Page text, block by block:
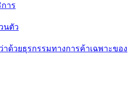
าร
นตัว
ด้วยธุรกรรมทางการค้าเฉพาะของ